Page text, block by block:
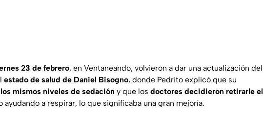
23 de febrero, en Ventaneando, volvieron a dar una actualización del
estado de salud de Daniel Bisogno, donde Pedrito explicó que su
mismos niveles de sedación y que los doctores decidieron retirarle el
ayudando a respirar, lo que significaba una gran mejoría.